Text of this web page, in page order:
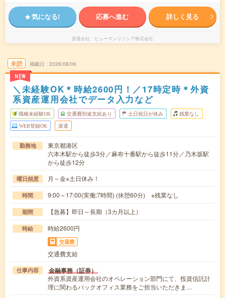
気になる! 応募へ進む 詳しく見る
派遣会社 ヒューマンリソシア株式会社
未読
NEW
掲載日 2026/08/06
＼未経験OK＊時給2600円！／17時定時＊外資
系資産運用会社でデータ入力など
職種未経験OK 交通費別途支給あり 土日祝日が休み 残業なし
WEB登録OK 派遣
勤務地
東京都港区
六本木駅から徒歩3分／麻布十番駅から徒歩11分／乃木坂駅
から徒歩12分
曜日頻度 月～金※土日休み！
時間 9:00～17:00(実働:7時間) (休憩60分) ※残業なし
期間 【急募】即日～長期（3カ月以上）
時給 時給2600円
交通費
交通費支給
仕事内容 金融事務（証券）
外資系資産運用会社のオペレーション部門にて、投資信託計
理に関わるバックオフィス業務をご担当いただきま…